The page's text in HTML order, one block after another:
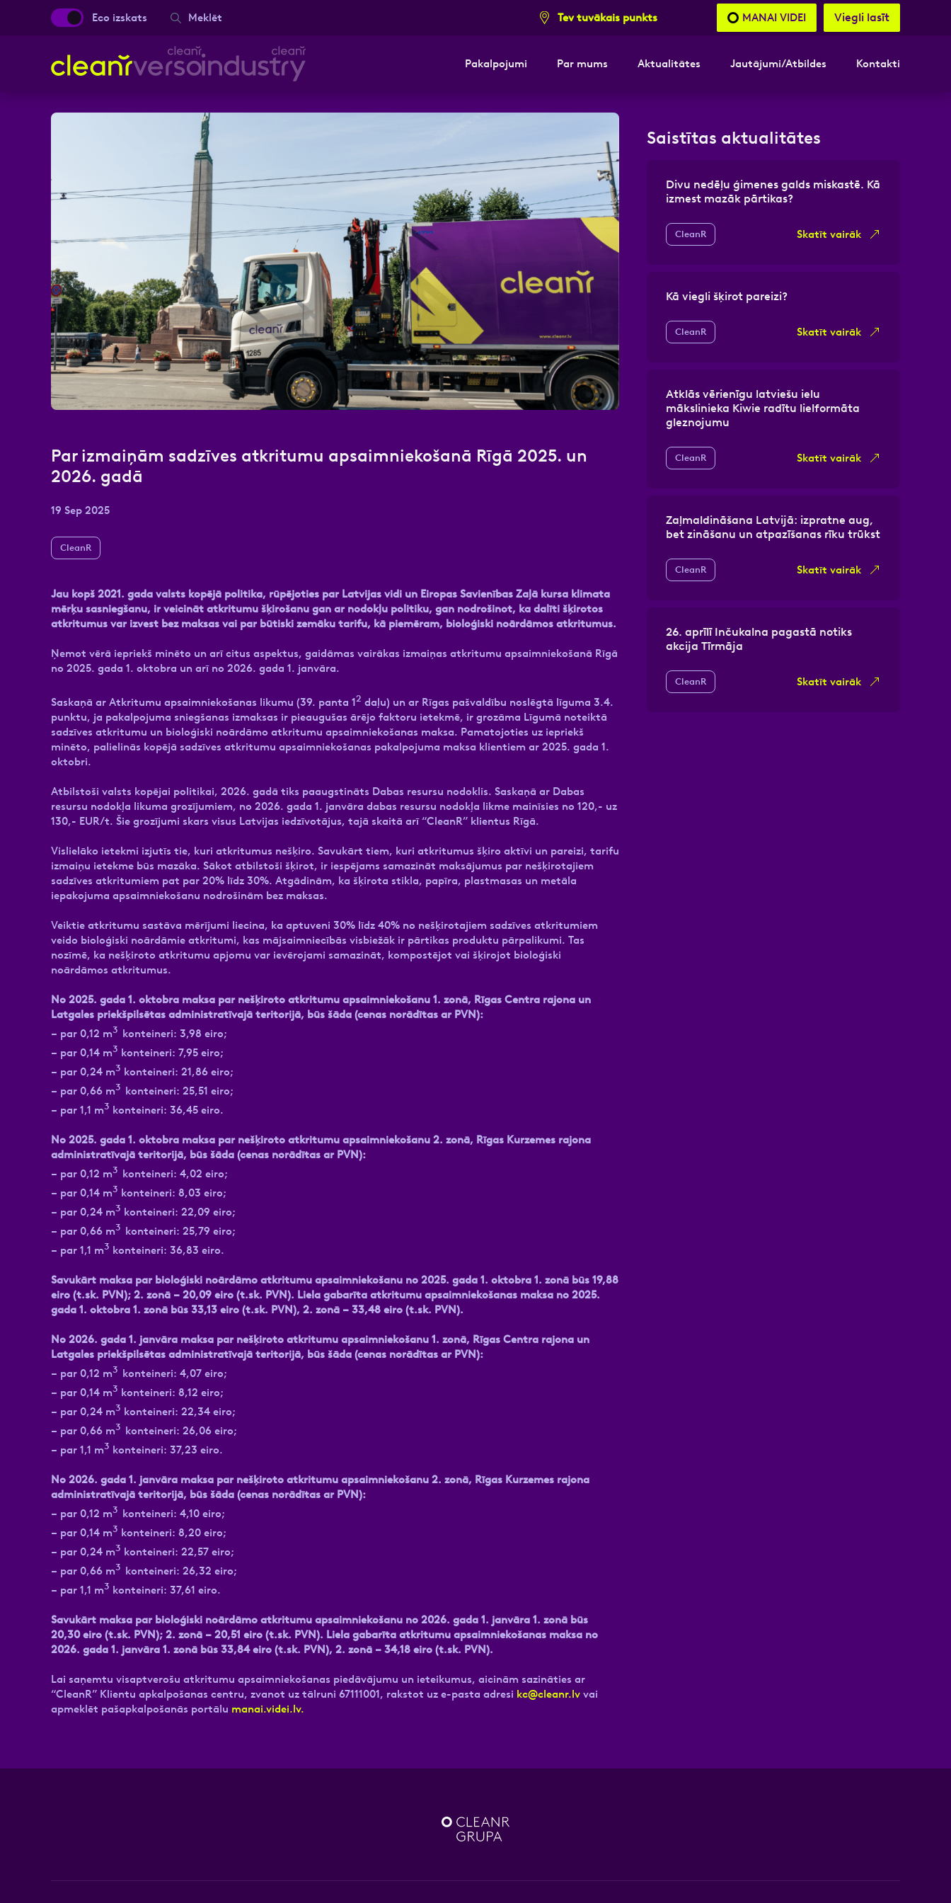
Eco izskats Meklēt Tev tuvākais punkts MANAI VIDEI Viegli lasīt
Pakalpojumi Par mums Aktualitātes Jautājumi/Atbildes Kontakti
Par izmaiņām sadzīves atkritumu apsaimniekošanā Rīgā 2025. un
2026. gadā
19 Sep 2025
CleanR
Jau kopš 2021. gada valsts kopējā politika, rūpējoties par Latvijas vidi un Eiropas Savienības Zaļā kursa klimata
mērķu sasniegšanu, ir veicināt atkritumu šķirošanu gan ar nodokļu politiku, gan nodrošinot, ka dalīti šķirotos
atkritumus var izvest bez maksas vai par būtiski zemāku tarifu, kā piemēram, bioloģiski noārdāmos atkritumus.
Ņemot vērā iepriekš minēto un arī citus aspektus, gaidāmas vairākas izmaiņas atkritumu apsaimniekošanā Rīgā
no 2025. gada 1. oktobra un arī no 2026. gada 1. janvāra.
Saskaņā ar Atkritumu apsaimniekošanas likumu (39. panta 12 daļu) un ar Rīgas pašvaldību noslēgtā līguma 3.4.
punktu, ja pakalpojuma sniegšanas izmaksas ir pieaugušas ārējo faktoru ietekmē, ir grozāma Līgumā noteiktā
sadzīves atkritumu un bioloģiski noārdāmo atkritumu apsaimniekošanas maksa. Pamatojoties uz iepriekš
minēto, palielinās kopējā sadzīves atkritumu apsaimniekošanas pakalpojuma maksa klientiem ar 2025. gada 1.
oktobri.
Atbilstoši valsts kopējai politikai, 2026. gadā tiks paaugstināts Dabas resursu nodoklis. Saskaņā ar Dabas
resursu nodokļa likuma grozījumiem, no 2026. gada 1. janvāra dabas resursu nodokļa likme mainīsies no 120,- uz
130,- EUR/t. Šie grozījumi skars visus Latvijas iedzīvotājus, tajā skaitā arī “CleanR” klientus Rīgā.
Vislielāko ietekmi izjutīs tie, kuri atkritumus nešķiro. Savukārt tiem, kuri atkritumus šķiro aktīvi un pareizi, tarifu
izmaiņu ietekme būs mazāka. Sākot atbilstoši šķirot, ir iespējams samazināt maksājumus par nešķirotajiem
sadzīves atkritumiem pat par 20% līdz 30%. Atgādinām, ka šķirota stikla, papīra, plastmasas un metāla
iepakojuma apsaimniekošanu nodrošinām bez maksas.
Veiktie atkritumu sastāva mērījumi liecina, ka aptuveni 30% līdz 40% no nešķirotajiem sadzīves atkritumiem
veido bioloģiski noārdāmie atkritumi, kas mājsaimniecībās visbiežāk ir pārtikas produktu pārpalikumi. Tas
nozīmē, ka nešķiroto atkritumu apjomu var ievērojami samazināt, kompostējot vai šķirojot bioloģiski
noārdāmos atkritumus.
No 2025. gada 1. oktobra maksa par nešķiroto atkritumu apsaimniekošanu 1. zonā, Rīgas Centra rajona un
Latgales priekšpilsētas administratīvajā teritorijā, būs šāda (cenas norādītas ar PVN):
– par 0,12 m3 konteineri: 3,98 eiro;
– par 0,14 m3 konteineri: 7,95 eiro;
– par 0,24 m3 konteineri: 21,86 eiro;
– par 0,66 m3 konteineri: 25,51 eiro;
– par 1,1 m3 konteineri: 36,45 eiro.
No 2025. gada 1. oktobra maksa par nešķiroto atkritumu apsaimniekošanu 2. zonā, Rīgas Kurzemes rajona
administratīvajā teritorijā, būs šāda (cenas norādītas ar PVN):
– par 0,12 m3 konteineri: 4,02 eiro;
– par 0,14 m3 konteineri: 8,03 eiro;
– par 0,24 m3 konteineri: 22,09 eiro;
– par 0,66 m3 konteineri: 25,79 eiro;
– par 1,1 m3 konteineri: 36,83 eiro.
Savukārt maksa par bioloģiski noārdāmo atkritumu apsaimniekošanu no 2025. gada 1. oktobra 1. zonā būs 19,88
eiro (t.sk. PVN); 2. zonā – 20,09 eiro (t.sk. PVN). Liela gabarīta atkritumu apsaimniekošanas maksa no 2025.
gada 1. oktobra 1. zonā būs 33,13 eiro (t.sk. PVN), 2. zonā – 33,48 eiro (t.sk. PVN).
No 2026. gada 1. janvāra maksa par nešķiroto atkritumu apsaimniekošanu 1. zonā, Rīgas Centra rajona un
Latgales priekšpilsētas administratīvajā teritorijā, būs šāda (cenas norādītas ar PVN):
– par 0,12 m3 konteineri: 4,07 eiro;
– par 0,14 m3 konteineri: 8,12 eiro;
– par 0,24 m3 konteineri: 22,34 eiro;
– par 0,66 m3 konteineri: 26,06 eiro;
– par 1,1 m3 konteineri: 37,23 eiro.
No 2026. gada 1. janvāra maksa par nešķiroto atkritumu apsaimniekošanu 2. zonā, Rīgas Kurzemes rajona
administratīvajā teritorijā, būs šāda (cenas norādītas ar PVN):
– par 0,12 m3 konteineri: 4,10 eiro;
– par 0,14 m3 konteineri: 8,20 eiro;
– par 0,24 m3 konteineri: 22,57 eiro;
– par 0,66 m3 konteineri: 26,32 eiro;
– par 1,1 m3 konteineri: 37,61 eiro.
Savukārt maksa par bioloģiski noārdāmo atkritumu apsaimniekošanu no 2026. gada 1. janvāra 1. zonā būs
20,30 eiro (t.sk. PVN); 2. zonā – 20,51 eiro (t.sk. PVN). Liela gabarīta atkritumu apsaimniekošanas maksa no
2026. gada 1. janvāra 1. zonā būs 33,84 eiro (t.sk. PVN), 2. zonā – 34,18 eiro (t.sk. PVN).
Lai saņemtu visaptverošu atkritumu apsaimniekošanas piedāvājumu un ieteikumus, aicinām sazināties ar
“CleanR” Klientu apkalpošanas centru, zvanot uz tālruni 67111001, rakstot uz e-pasta adresi kc@cleanr.lv vai
apmeklēt pašapkalpošanās portālu manai.videi.lv.
Saistītas aktualitātes
Divu nedēļu ģimenes galds miskastē. Kā
izmest mazāk pārtikas?
CleanR Skatīt vairāk
Kā viegli šķirot pareizi?
CleanR Skatīt vairāk
Atklās vērienīgu latviešu ielu
mākslinieka Kiwie radītu lielformāta
gleznojumu
CleanR Skatīt vairāk
Zaļmaldināšana Latvijā: izpratne aug,
bet zināšanu un atpazīšanas rīku trūkst
CleanR Skatīt vairāk
26. aprīlī Inčukalna pagastā notiks
akcija Tīrmāja
CleanR Skatīt vairāk
Kontakttālrunis
Atzīmējiet, ka piekrītat personas datu apstrādei.Vairāk